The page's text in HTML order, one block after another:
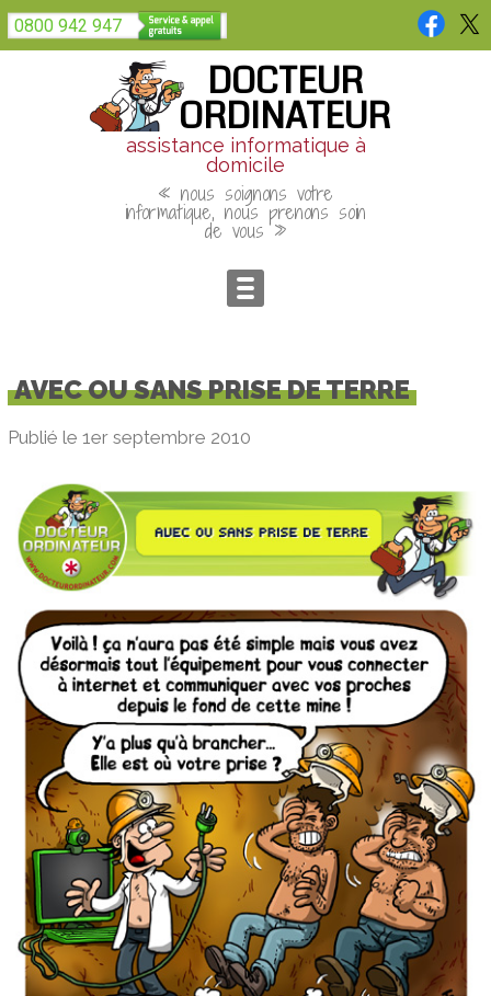
0800 942 947
DOCTEUR
ORDINATEUR
assistance informatique à
domicile
« nous soignons votre
informatique, nous prenons soin
de vous »
AVEC OU SANS PRISE DE TERRE
Publié le 1er septembre 2010
Panneau de gestion des cookies